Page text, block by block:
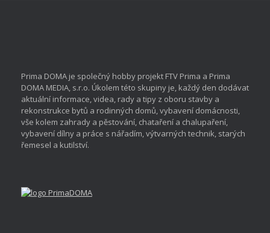
Prima DOMA je společný hobby projekt FTV Prima a Prima
DOMA MEDIA, s.r.o. Úkolem této skupiny je, každý den dodávat
aktuální informace, videa, rady a tipy z oboru stavby a
rekonstrukce bytů a rodinných domů, vybavení domácnosti,
vše kolem zahrady a pěstování, chataření a chalupaření,
vybavení dílny a práce s nářadím, výtvarných technik, starých
řemesel a kutilství.